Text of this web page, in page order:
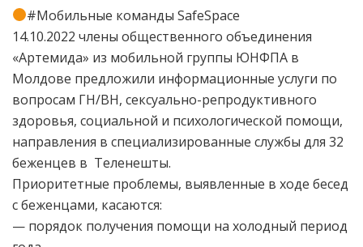
#Мобильные команды SafeSpace
14.10.2022 члены общественного объединения
«Артемида» из мобильной группы ЮНФПА в
Молдове предложили информационные услуги по
вопросам ГН/ВН, сексуально-репродуктивного
здоровья, социальной и психологической помощи,
направления в специализированные службы для 32
беженцев в Теленешты.
Приоритетные проблемы, выявленные в ходе бесед
с беженцами, касаются:
— порядок получения помощи на холодный период